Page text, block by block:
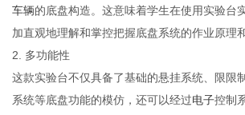
车辆的底盘构造。这意味着学生在使用实验台
加直观地理解和掌控把握底盘系统的作业原理
2. 多功能性
这款实验台不仅具备了基础的悬挂系统、限限
系统等底盘功能的模仿，还可以经过电子控制